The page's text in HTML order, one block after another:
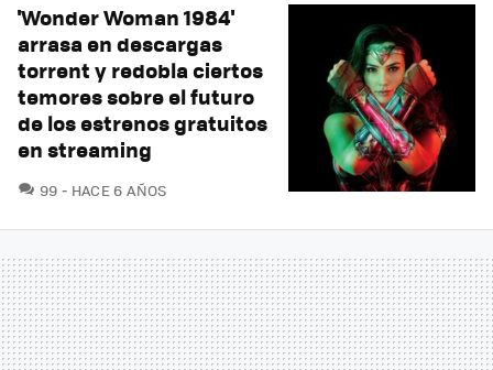
'Wonder Woman 1984'
arrasa en descargas
torrent y redobla ciertos
temores sobre el futuro
de los estrenos gratuitos
en streaming
99 COMENTARIOS
HACE 6 AÑOS